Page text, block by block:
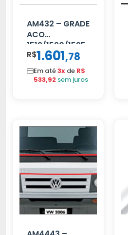
AM432 – GRADE
ACO
1519/1520/1525
R$1.601,78
Em até3x de R$
533,92 sem juros